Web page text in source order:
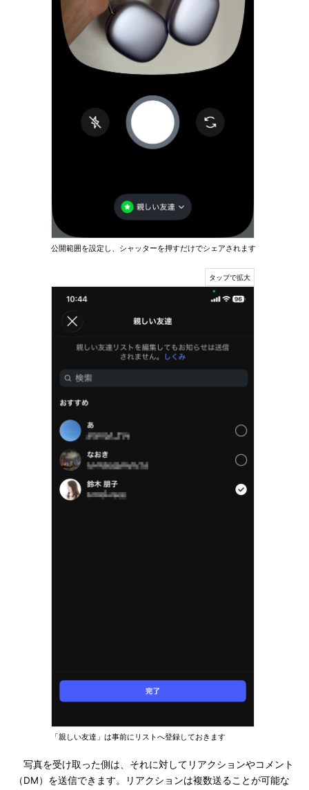
公開範囲を設定し、シャッターを押すだけでシェアされます
「親しい友達」は事前にリストへ登録しておきます
写真を受け取った側は、それに対してリアクションやコメント
（DM）を送信できます。リアクションは複数送ることが可能な